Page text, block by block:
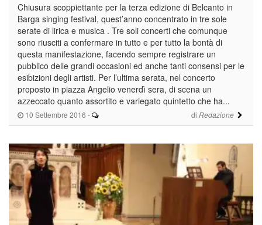
10 Settembre 2016 - di Redazione
Chiusura scoppiettante per la terza edizione di Belcanto in
Barga singing festival, quest’anno concentrato in tre sole
serate di lirica e musica . Tre soli concerti che comunque
sono riusciti a confermare in tutto e per tutto la bontà di
questa manifestazione, facendo sempre registrare un
pubblico delle grandi occasioni ed anche tanti consensi per le
esibizioni degli artisti. Per l’ultima serata, nel concerto
proposto in piazza Angelio venerdì sera, di scena un
azzeccato quanto assortito e variegato quintetto che ha...